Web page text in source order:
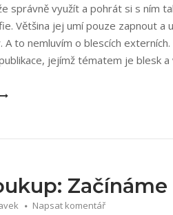
správně využít a pohrát si s ním
Většina jej umí pouze zapnout a
to nemluvím o blescích
jejímž tématem je blesk a
Napsat komentář